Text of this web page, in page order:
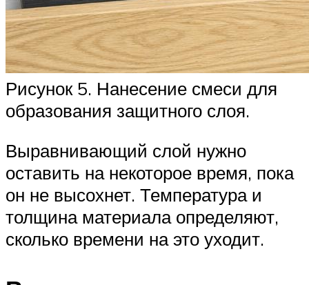
Рисунок 5. Нанесение смеси для
образования защитного слоя.
Выравнивающий слой нужно
оставить на некоторое время, пока
он не высохнет. Температура и
толщина материала определяют,
сколько времени на это уходит.